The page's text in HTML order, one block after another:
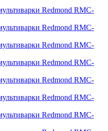
Redmond RMC-
Redmond RMC-
Redmond RMC-
Redmond RMC-
Redmond RMC-
Redmond RMC-
Redmond RMC-